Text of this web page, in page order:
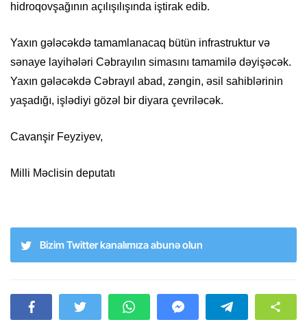
hidroqovşağının açılışılışında iştirak edib.
Yaxın gələcəkdə tamamlanacaq bütün infrastruktur və
sənaye layihələri Cəbrayılın simasını tamamilə dəyişəcək.
Yaxın gələcəkdə Cəbrayıl abad, zəngin, əsil sahiblərinin
yaşadığı, işlədiyi gözəl bir diyara çevriləcək.
Cavanşir Feyziyev,
Milli Məclisin deputatı
Bizim Twitter kanalımıza abunə olun